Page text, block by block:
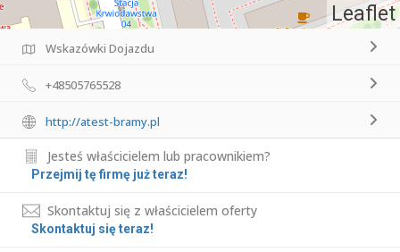
Leaflet
Wskazówki Dojazdu
+48505765528
http://atest-bramy.pl
Jesteś właścicielem lub pracownikiem?
Przejmij tę firmę już teraz!
Skontaktuj się z właścicielem oferty
Skontaktuj się teraz!